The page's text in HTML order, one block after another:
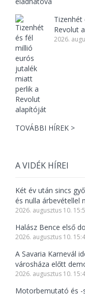
Revolut
2026.
TOVÁBBI HÍREK >
A VIDÉK HÍREI
Két év után sincs
és nulla árbevétellel
2026. augusztus 10.
Halász Bence első
2026. augusztus 10.
A Savaria Karnevál
városháza előtt
2026. augusztus 10.
Motorbemutató és -